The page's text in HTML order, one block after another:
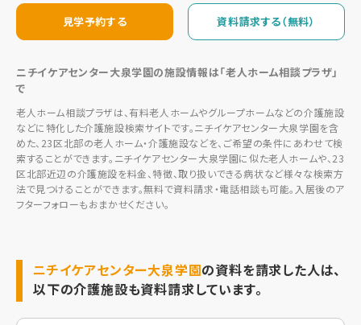
見学予約する 資料請求する（無料）
ニチイケアセンター大泉学園の施設情報は「老人ホーム相談プラザ」
で
老人ホーム相談プラザは、有料老人ホームやグループホームなどの介護施設
などに特化した介護施設検索サイトです。ニチイケアセンター大泉学園を含
めた、23区北部の老人ホーム・介護施設などを、ご希望の条件にあわせて検
索することができます。ニチイケアセンター大泉学園に似た老人ホームや、23
区北部近辺の介護施設を料金、特徴、取り扱いできる病状など様々な検索方
法で見つけることができます。無料で資料請求・電話相談も可能。入居後のア
フターフォローもおまかせください。
ニチイケアセンター大泉学園の資料を請求した人は、
以下の介護施設も資料請求しています。